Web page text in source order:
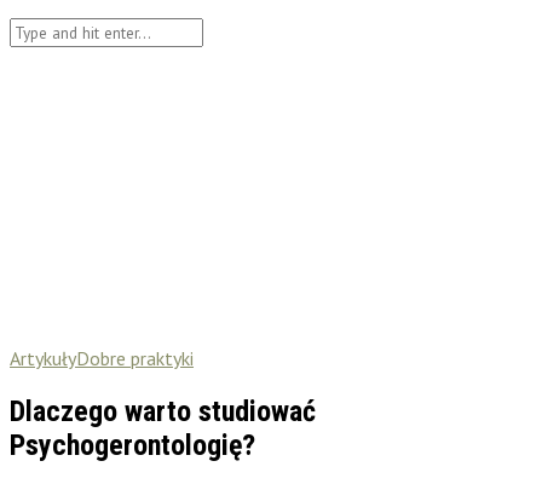
ArtykułyDobre praktyki
Dlaczego warto studiować
Psychogerontologię?